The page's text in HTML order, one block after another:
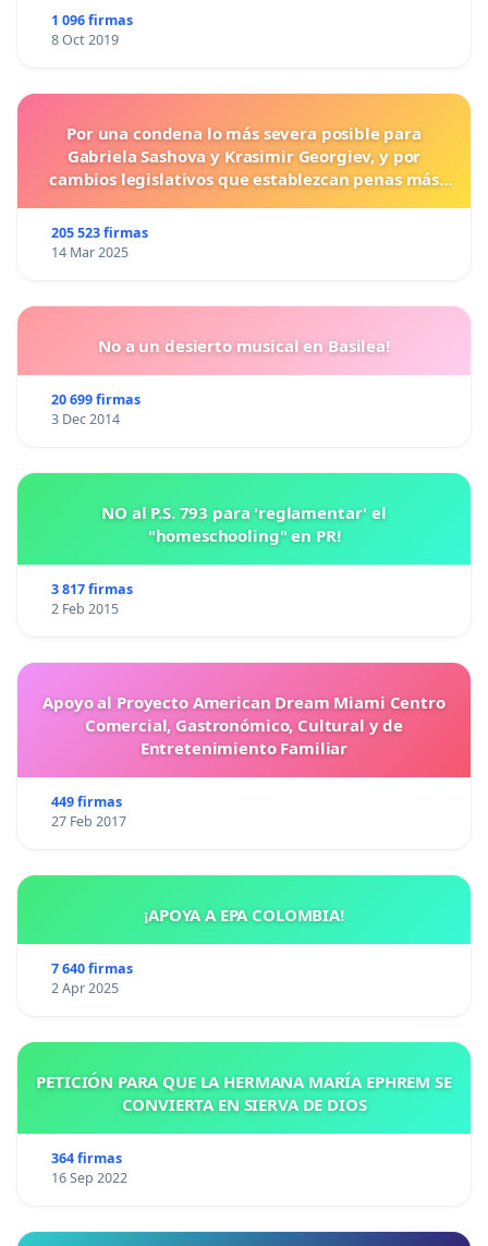
1 096 firmas
8 Oct 2019
Por una condena lo más severa posible para
Gabriela Sashova y Krasimir Georgiev, y por
cambios legislativos que establezcan penas más
205 523 firmas
14 Mar 2025
No a un desierto musical en Basilea!
20 699 firmas
3 Dec 2014
NO al P.S. 793 para 'reglamentar' el
"homeschooling" en PR!
3 817 firmas
2 Feb 2015
Apoyo al Proyecto American Dream Miami Centro
Comercial, Gastronómico, Cultural y de
Entretenimiento Familiar
449 firmas
27 Feb 2017
¡APOYA A EPA COLOMBIA!
7 640 firmas
2 Apr 2025
PETICIÓN PARA QUE LA HERMANA MARÍA EPHREM SE
CONVIERTA EN SIERVA DE DIOS
364 firmas
16 Sep 2022